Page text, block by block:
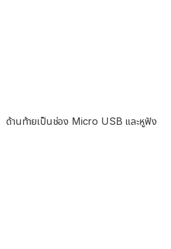
ด้านท้ายเป็นช่อง Micro USB และหูฟัง